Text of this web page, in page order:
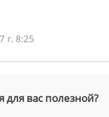
г. 8:25
для вас полезной?